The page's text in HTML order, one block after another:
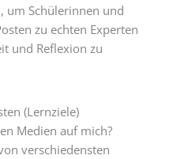
, um Schülerinnen und
zu echten Experten
und Reflexion zu
(Lernziele)
Medien auf mich?
verschiedensten